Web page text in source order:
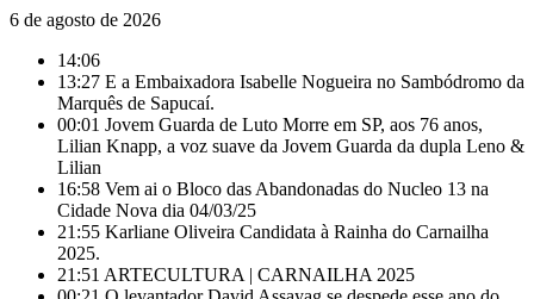
6 de agosto de 2026
14:06
13:27 E a Embaixadora Isabelle Nogueira no Sambódromo da
Marquês de Sapucaí.
00:01 Jovem Guarda de Luto Morre em SP, aos 76 anos,
Lilian Knapp, a voz suave da Jovem Guarda da dupla Leno &
Lilian
16:58 Vem ai o Bloco das Abandonadas do Nucleo 13 na
Cidade Nova dia 04/03/25
21:55 Karliane Oliveira Candidata à Rainha do Carnailha
2025.
21:51 ARTECULTURA | CARNAILHA 2025